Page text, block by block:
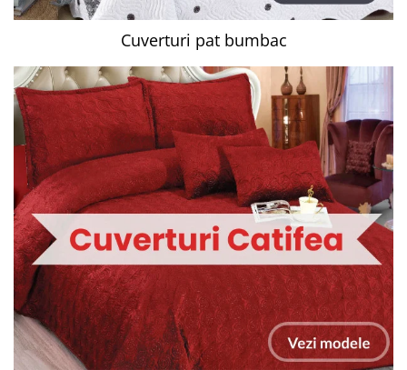
Cuverturi pat bumbac